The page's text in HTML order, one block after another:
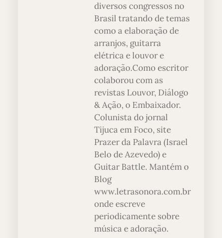
diversos congressos no
Brasil tratando de temas
como a elaboração de
arranjos, guitarra
elétrica e louvor e
adoração.Como escritor
colaborou com as
revistas Louvor, Diálogo
& Ação, o Embaixador.
Colunista do jornal
Tijuca em Foco, site
Prazer da Palavra (Israel
Belo de Azevedo) e
Guitar Battle. Mantém o
Blog
www.letrasonora.com.br
onde escreve
periodicamente sobre
música e adoração.